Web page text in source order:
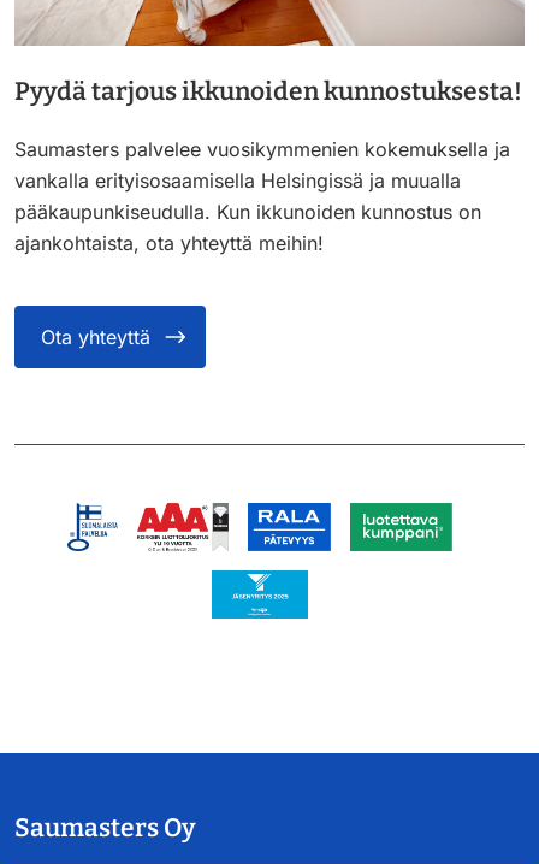
Pyydä tarjous ikkunoiden kunnostuksesta!
Saumasters palvelee vuosikymmenien kokemuksella ja
vankalla erityisosaamisella Helsingissä ja muualla
pääkaupunkiseudulla. Kun ikkunoiden kunnostus on
ajankohtaista, ota yhteyttä meihin!
Ota yhteyttä
Saumasters Oy